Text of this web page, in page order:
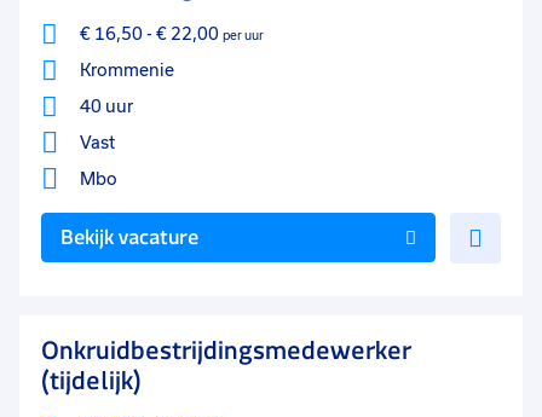
€ 16,50- € 22,00 per uur
Krommenie
40 uur
Vast
Mbo
Bekijk vacature
Onkruidbestrijdingsmedewerker
(tijdelijk)